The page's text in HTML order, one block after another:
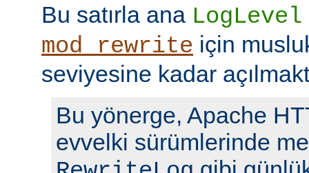
Bu satırla ana LogLevel
mod_rewrite için
seviyesine kadar
Bu yönerge, Apache
evvelki sürümlerinde